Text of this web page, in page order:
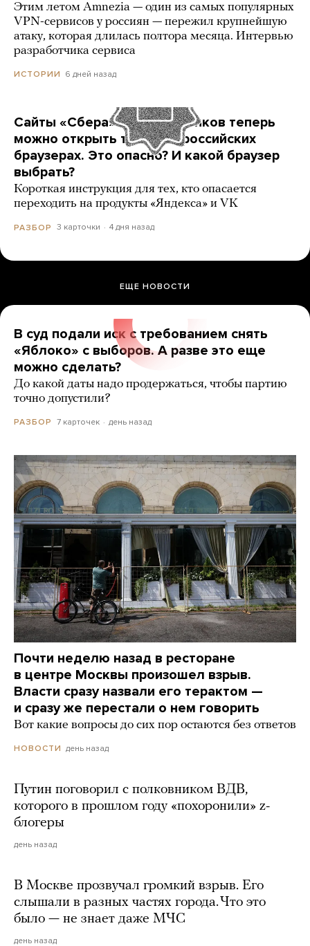
Этим летом Amnezia — один из самых популярных
VPN-сервисов у россиян — пережил крупнейшую
атаку, которая длилась полтора месяца. Интервью
разработчика сервиса
ИСТОРИИ 6 дней назад
Сайты «Сбера» и других банков теперь
можно открыть только в российских
браузерах. Это опасно? И какой браузер
выбрать?
Короткая инструкция для тех, кто опасается
переходить на продукты «Яндекса» и VK
РАЗБОР 3 карточки 4 дня назад
ЕЩЕ НОВОСТИ
В суд подали иск с требованием снять
«Яблоко» с выборов. А разве это еще
можно сделать?
До какой даты надо продержаться, чтобы партию
точно допустили?
РАЗБОР 7 карточек день назад
Почти неделю назад в ресторане
в центре Москвы произошел взрыв.
Власти сразу назвали его терактом —
и сразу же перестали о нем говорить
Вот какие вопросы до сих пор остаются без ответов
НОВОСТИ день назад
Путин поговорил с полковником ВДВ,
которого в прошлом году «похоронили» z-
блогеры
день назад
В Москве прозвучал громкий взрыв. Его
слышали в разных частях города. Что это
было — не знает даже МЧС
день назад